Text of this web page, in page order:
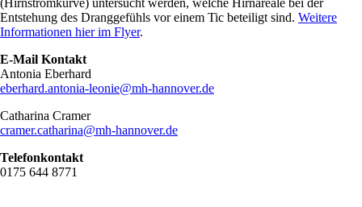
(Hirnstromkurve) untersucht werden, welche Hirnareale bei der
Entstehung des Dranggefühls vor einem Tic beteiligt sind. Weitere
Informationen hier im Flyer.
E-Mail Kontakt
Antonia Eberhard
eberhard.antonia-leonie@mh-hannover.de
Catharina Cramer
cramer.catharina@mh-hannover.de
Telefonkontakt
0175 644 8771